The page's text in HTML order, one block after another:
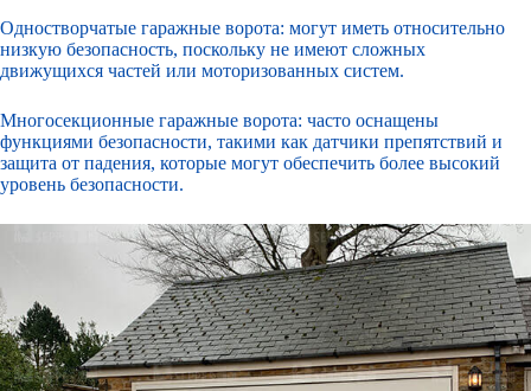
Одностворчатые гаражные ворота: могут иметь относительно
низкую безопасность, поскольку не имеют сложных
движущихся частей или моторизованных систем.
Многосекционные гаражные ворота: часто оснащены
функциями безопасности, такими как датчики препятствий и
защита от падения, которые могут обеспечить более высокий
уровень безопасности.